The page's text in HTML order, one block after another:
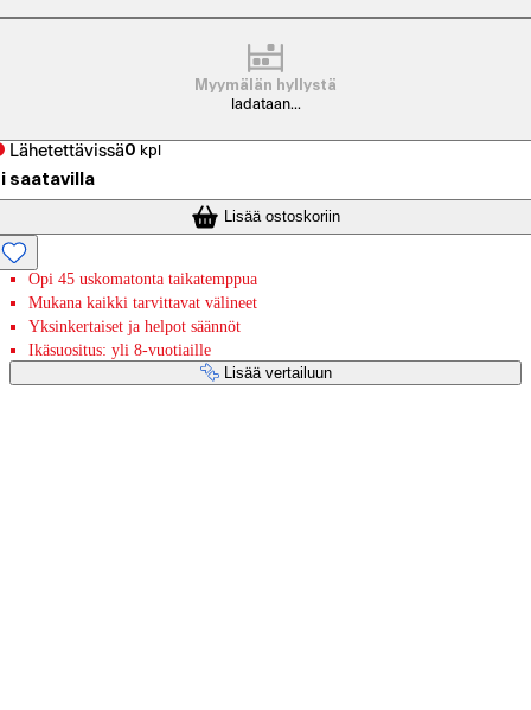
Myymälän hyllystä
ladataan...
Lähetettävissä0 kpl
saatavilla
Lisää ostoskoriin
Opi 45 uskomatonta taikatemppua
Mukana kaikki tarvittavat välineet
Yksinkertaiset ja helpot säännöt
Ikäsuositus: yli 8-vuotiaille
Lisää vertailuun